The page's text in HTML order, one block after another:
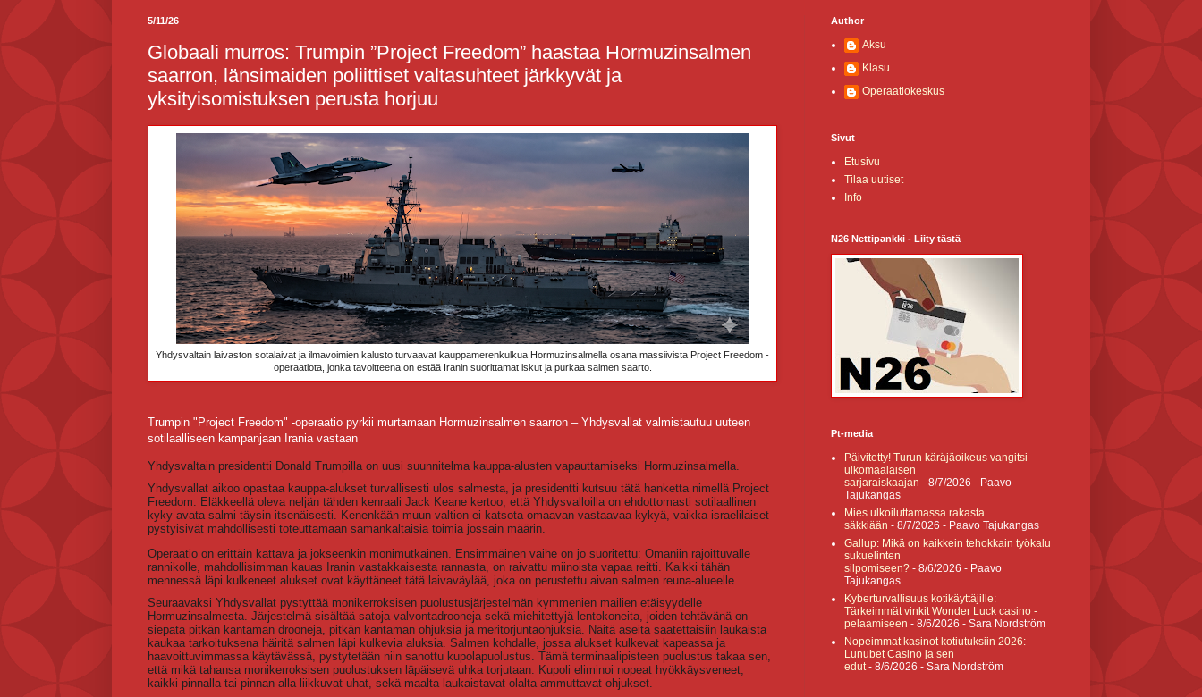
5/11/26
Globaali murros: Trumpin ”Project Freedom” haastaa Hormuzinsalmen
saarron, länsimaiden poliittiset valtasuhteet järkkyvät ja
yksityisomistuksen perusta horjuu
Yhdysvaltain laivaston sotalaivat ja ilmavoimien kalusto turvaavat kauppamerenkulkua Hormuzinsalmella osana massiivista Project Freedom -
operaatiota, jonka tavoitteena on estää Iranin suorittamat iskut ja purkaa salmen saarto.
Trumpin "Project Freedom" -operaatio pyrkii murtamaan Hormuzinsalmen saarron – Yhdysvallat valmistautuu uuteen
sotilaalliseen kampanjaan Irania vastaan
Yhdysvaltain presidentti Donald Trumpilla on uusi suunnitelma kauppa-alusten vapauttamiseksi Hormuzinsalmella.
Yhdysvallat aikoo opastaa kauppa-alukset turvallisesti ulos salmesta, ja presidentti kutsuu tätä hanketta nimellä Project
Freedom. Eläkkeellä oleva neljän tähden kenraali Jack Keane kertoo, että Yhdysvalloilla on ehdottomasti sotilaallinen
kyky avata salmi täysin itsenäisesti. Kenenkään muun valtion ei katsota omaavan vastaavaa kykyä, vaikka israelilaiset
pystyisivät mahdollisesti toteuttamaan samankaltaisia toimia jossain määrin.
Operaatio on erittäin kattava ja jokseenkin monimutkainen. Ensimmäinen vaihe on jo suoritettu: Omaniin rajoittuvalle
rannikolle, mahdollisimman kauas Iranin vastakkaisesta rannasta, on raivattu miinoista vapaa reitti. Kaikki tähän
mennessä läpi kulkeneet alukset ovat käyttäneet tätä laivaväylää, joka on perustettu aivan salmen reuna-alueelle.
Seuraavaksi Yhdysvallat pystyttää monikerroksisen puolustusjärjestelmän kymmenien mailien etäisyydelle
Hormuzinsalmesta. Järjestelmä sisältää satoja valvontadrooneja sekä miehitettyjä lentokoneita, joiden tehtävänä on
siepata pitkän kantaman drooneja, pitkän kantaman ohjuksia ja meritorjuntaohjuksia. Näitä aseita saatettaisiin laukaista
kaukaa tarkoituksena häiritä salmen läpi kulkevia aluksia. Salmen kohdalle, jossa alukset kulkevat kapeassa ja
haavoittuvimmassa käytävässä, pystytetään niin sanottu kupolapuolustus. Tämä terminaalipisteen puolustus takaa sen,
että mikä tahansa monikerroksisen puolustuksen läpäisevä uhka torjutaan. Kupoli eliminoi nopeat hyökkäysveneet,
kaikki pinnalla tai pinnan alla liikkuvat uhat, sekä maalta laukaistavat olalta ammuttavat ohjukset.
Author
Aksu
Klasu
Operaatiokeskus
Sivut
Etusivu
Tilaa uutiset
Info
N26 Nettipankki - Liity tästä
Pt-media
Päivitetty! Turun käräjäoikeus vangitsi
ulkomaalaisen
sarjaraiskaajan - 8/7/2026 - Paavo
Tajukangas
Mies ulkoiluttamassa rakasta
säkkiään - 8/7/2026 - Paavo Tajukangas
Gallup: Mikä on kaikkein tehokkain työkalu
sukuelinten
silpomiseen? - 8/6/2026 - Paavo
Tajukangas
Kyberturvallisuus kotikäyttäjille:
Tärkeimmät vinkit Wonder Luck casino -
pelaamiseen - 8/6/2026 - Sara Nordström
Nopeimmat kasinot kotiutuksiin 2026:
Lunubet Casino ja sen
edut- 8/6/2026 - Sara Nordström